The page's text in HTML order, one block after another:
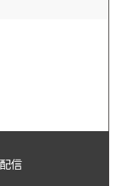
信